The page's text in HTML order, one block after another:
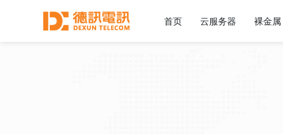
首页 云服务器 裸金属